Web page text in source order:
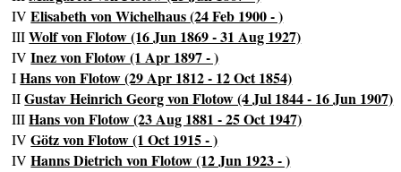
IVElisabeth von Wichelhaus (24 Feb 1900 - )
IIIWolf von Flotow (16 Jun 1869 - 31 Aug 1927)
IVInez von Flotow (1 Apr 1897 - )
IHans von Flotow (29 Apr 1812 - 12 Oct 1854)
IIGustav Heinrich Georg von Flotow (4 Jul 1844 - 16 Jun 1907)
IIIHans von Flotow (23 Aug 1881 - 25 Oct 1947)
IVGötz von Flotow (1 Oct 1915 - )
IVHanns Dietrich von Flotow (12 Jun 1923 - )